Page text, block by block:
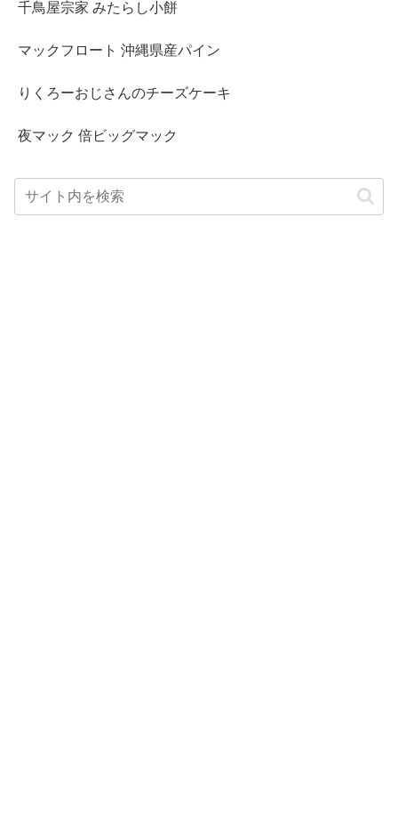
千鳥屋宗家 みたらし小餅
マックフロート 沖縄県産パイン
りくろーおじさんのチーズケーキ
夜マック 倍ビッグマック